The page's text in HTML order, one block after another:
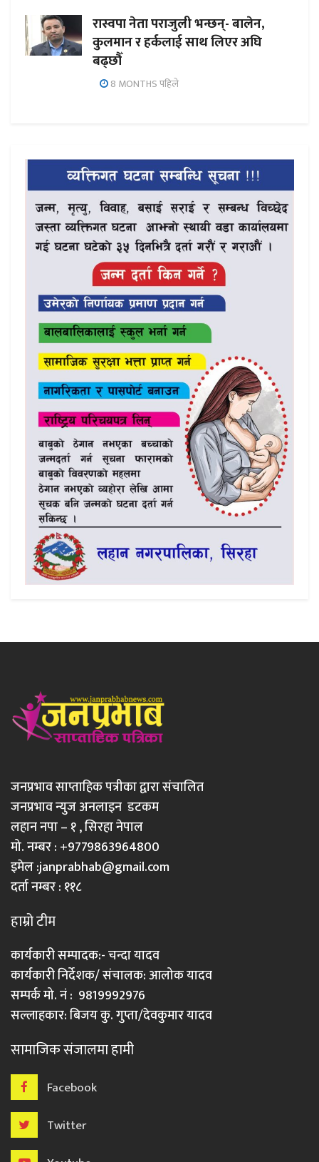
रास्वपा नेता पराजुली भन्छन्- बालेन,
कुलमान र हर्कलाई साथ लिएर अघि
बढ्छौँ
8 MONTHS पहिले
जनप्रभाव साप्ताहिक पत्रीका द्वारा संचालित
जनप्रभाव न्युज अनलाइन डटकम
लहान नपा – १ , सिरहा नेपाल
मो. नम्बर : +9779863964800
इमेल :janprabhab@gmail.com
दर्ता नम्बर : ११८
हाम्रो टीम
कार्यकारी सम्पादक:- चन्दा यादव
कार्यकारी निर्देशक/ संचालक: आलोक यादव
सम्पर्क मो. नं : 9819992976
सल्लाहकार: बिजय कु. गुप्ता/देवकुमार यादव
सामाजिक संजालमा हामी
Facebook
Twitter